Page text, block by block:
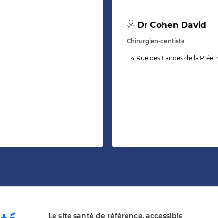
Dr Cohen David
Chirurgien-dentiste
114 Rue des Landes de la Plée,
Le site santé de référence, accessible